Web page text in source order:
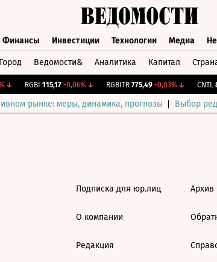
Финансы Инвестиции Технологии Медиа
Город Ведомости& Аналитика Капитал
↓ RGBI 115,17 -0,06%↓ RGBITR 775,49 -0,03%↓ CNTL
рынке: меры, динамика, прогнозы Выбор
Подписка для юр.лиц
О компании
Редакция
Архив